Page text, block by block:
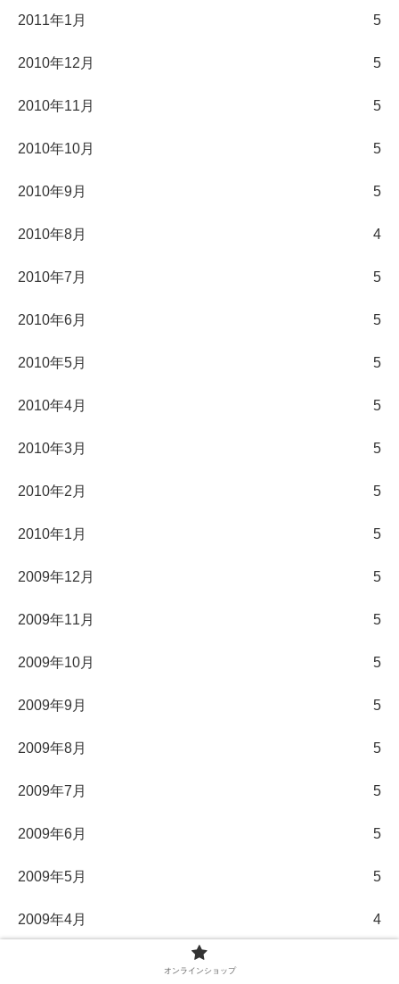
2011年1月 5
2010年12月 5
2010年11月 5
2010年10月 5
2010年9月 5
2010年8月 4
2010年7月 5
2010年6月 5
2010年5月 5
2010年4月 5
2010年3月 5
2010年2月 5
2010年1月 5
2009年12月 5
2009年11月 5
2009年10月 5
2009年9月 5
2009年8月 5
2009年7月 5
2009年6月 5
2009年5月 5
2009年4月 4
オンラインショップ